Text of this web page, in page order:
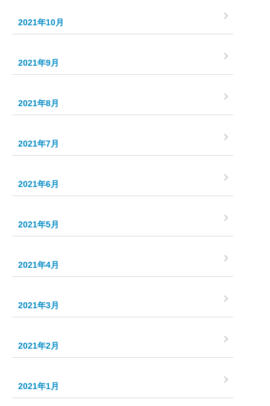
2021年10月
2021年9月
2021年8月
2021年7月
2021年6月
2021年5月
2021年4月
2021年3月
2021年2月
2021年1月